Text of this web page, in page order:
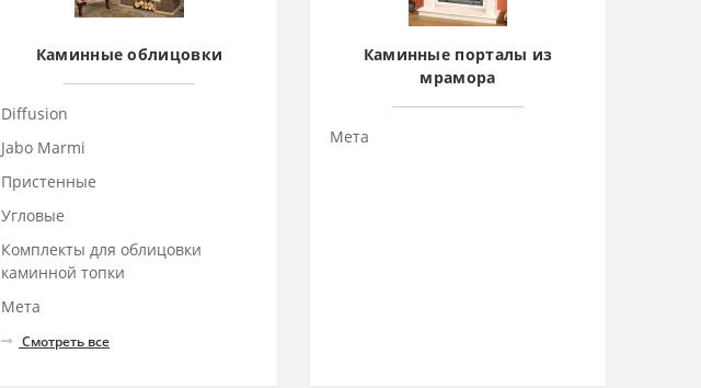
Каминные облицовки
Diffusion
Jabo Marmi
Пристенные
Угловые
Комплекты для облицовки
каминной топки
Мета
Смотреть все
Каминные порталы из
мрамора
Мета